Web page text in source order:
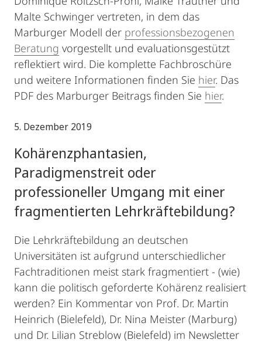
Malte Schwinger vertreten, in dem das
Marburger Modell der professionsbezogenen
Beratung vorgestellt und evaluationsgestützt
reflektiert wird. Die komplette Fachbroschüre
und weitere Informationen finden Sie hier. Das
PDF des Marburger Beitrags finden Sie hier.
5. Dezember 2019
Kohärenzphantasien,
Paradigmenstreit oder
professioneller Umgang mit einer
fragmentierten Lehrkräftebildung?
Die Lehrkräftebildung an deutschen
Universitäten ist aufgrund unterschiedlicher
Fachtraditionen meist stark fragmentiert - (wie)
kann die politisch geforderte Kohärenz realisiert
werden? Ein Kommentar von Prof. Dr. Martin
Heinrich (Bielefeld), Dr. Nina Meister (Marburg)
und Dr. Lilian Streblow (Bielefeld) im Newsletter